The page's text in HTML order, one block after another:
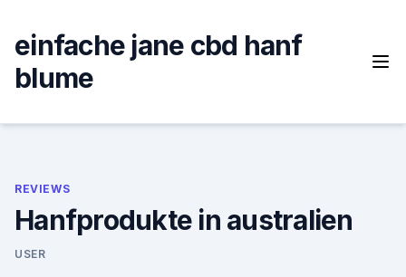
content
einfache jane cbd hanf
blume
REVIEWS
Hanfprodukte in australien
USER